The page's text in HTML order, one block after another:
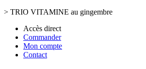
> TRIO VITAMINE au gingembre
Accès direct
Commander
Mon compte
Contact